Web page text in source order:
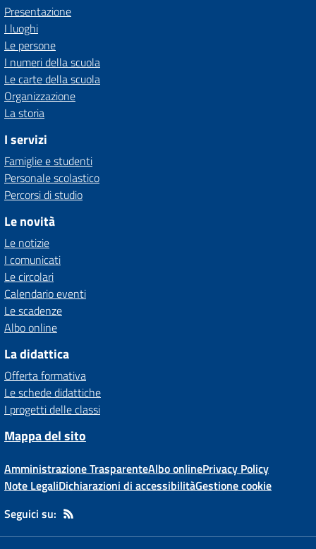
Presentazione
I luoghi
Le persone
I numeri della scuola
Le carte della scuola
Organizzazione
La storia
I servizi
Famiglie e studenti
Personale scolastico
Percorsi di studio
Le novità
Le notizie
I comunicati
Le circolari
Calendario eventi
Le scadenze
Albo online
La didattica
Offerta formativa
Le schede didattiche
I progetti delle classi
Mappa del sito
Amministrazione TrasparenteAlbo onlinePrivacy Policy
Note LegaliDichiarazioni di accessibilitàGestione cookie
Seguici su: